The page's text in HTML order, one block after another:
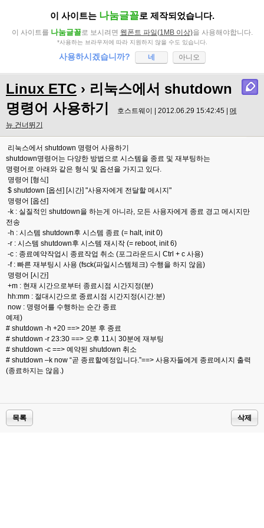
이 사이트는 나눔글꼴로 제작되었습니다.
이 사이트를 나눔글꼴로 보시려면 웹폰트 파일(1MB 이상)을 사용해야합니다.
*사용하는 브라우저에 따라 지원하지 않을 수도 있습니다.
사용하시겠습니까? 네 아니오
Linux ETC › 리눅스에서 shutdown
명령어 사용하기
호스트웨이 | 2012.06.29 15:42:45 | 메
뉴 건너뛰기
리눅스에서 shutdown 명령어 사용하기
shutdown명령어는 다양한 방법으로 시스템을 종료 및 재부팅하는
명령어로 아래와 같은 형식 및 옵션을 가지고 있다.
명령어 [형식]
$ shutdown [옵션] [시간] "사용자에게 전달할 메시지"
명령어 [옵션]
-k : 실질적인 shutdown을 하는게 아니라, 모든 사용자에게 종료 경고 메시지만
전송
-h : 시스템 shutdown후 시스템 종료 (= halt, init 0)
-r : 시스템 shutdown후 시스템 재시작 (= reboot, init 6)
-c : 종료예약작업시 종료작업 취소 (포그라운드시 Ctrl + c 사용)
-f : 빠른 재부팅시 사용 (fsck(파일시스템체크) 수행을 하지 않음)
명령어 [시간]
+m : 현재 시간으로부터 종료시점 시간지정(분)
hh:mm : 절대시간으로 종료시점 시간지정(시간:분)
now : 명령어를 수행하는 순간 종료
예제)
# shutdown -h +20 ==> 20분 후 종료
# shutdown -r 23:30 ==> 오후 11시 30분에 재부팅
# shutdown -c ==> 예약된 shutdown 취소
# shutdown –k now “곧 종료할예정입니다.”==> 사용자들에게 종료메시지 출력
(종료하지는 않음.)
목록 삭제